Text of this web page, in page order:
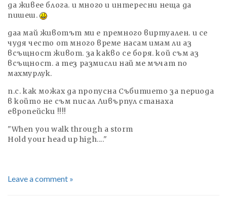
да живее блога. и много и интересни неща да
пишеш.
даа май животът ми е премного виртуален. и се
чудя често от много време насам имам ли аз
всъщност живот. за какво се боря. кой съм аз
всъщност. а тез размисли най ме мъчат по
махмурлук.
п.с. как можах да пропусна Събитието за периода
в който не съм писал Ливърпул станаха
европейски !!!!
"When you walk through a storm
Hold your head up high...."
Leave a comment »